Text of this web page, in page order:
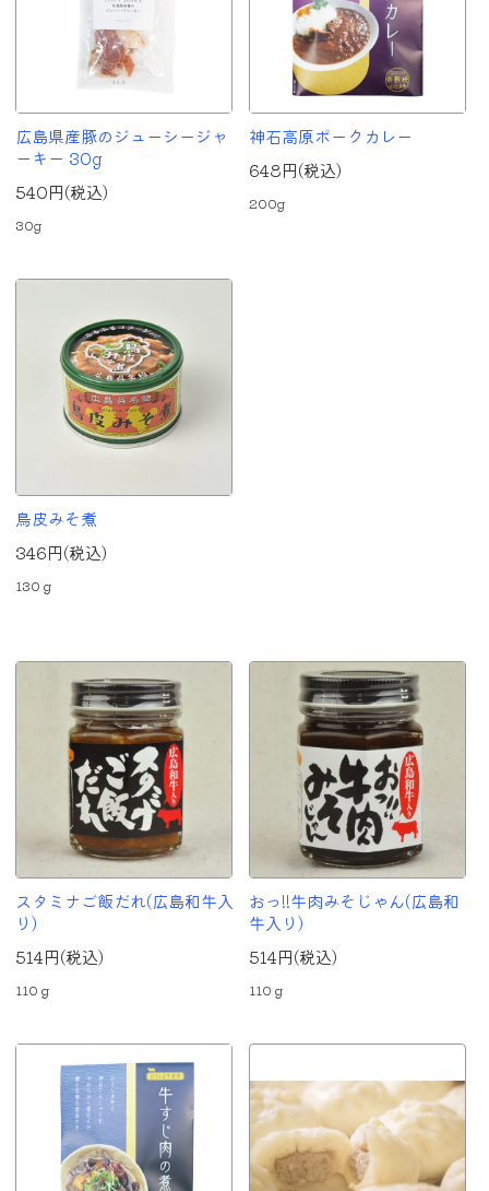
広島県産豚のジューシージャ
ーキー 30g
540円(税込)
30g
神石高原ポークカレー
648円(税込)
200g
鳥皮みそ煮
346円(税込)
130ｇ
スタミナご飯だれ(広島和牛入
り)
514円(税込)
110ｇ
おっ!!牛肉みそじゃん(広島和
牛入り)
514円(税込)
110ｇ